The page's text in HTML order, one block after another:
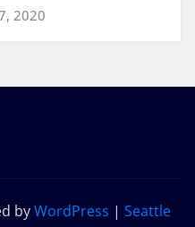
2020
byWordPress | Seattle